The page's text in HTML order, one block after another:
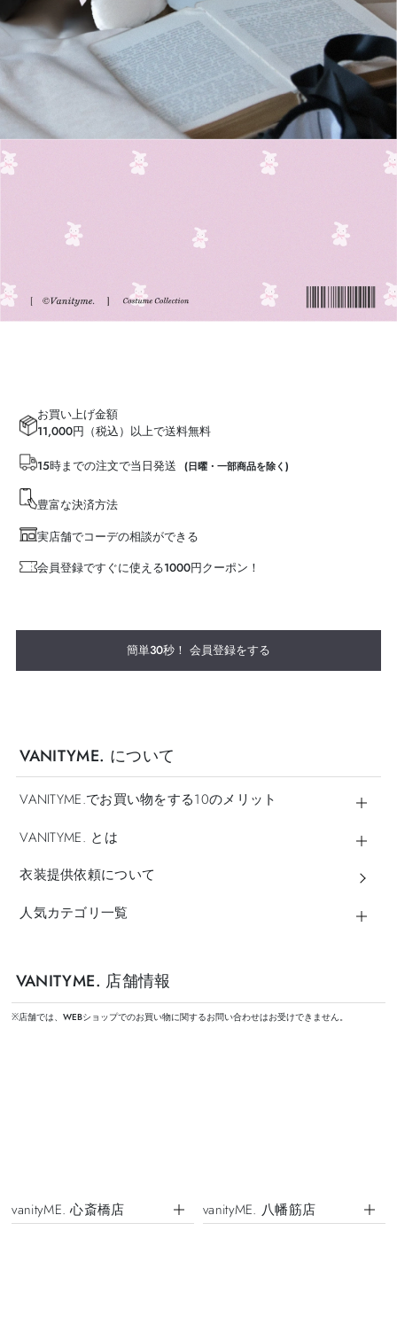
お買い上げ金額
11,000円（税込）以上で送料無料
15時までの注文で当日発送 (日曜・一部商品を除く)
豊富な決済方法
実店舗でコーデの相談ができる
会員登録ですぐに使える1000円クーポン！
簡単30秒！ 会員登録をする
VANITYME. について
VANITYME.でお買い物をする10のメリット
VANITYME. とは
衣装提供依頼について
人気カテゴリ一覧
VANITYME. 店舗情報
※店舗では、WEBショップでのお買い物に関するお問い合わせはお受けできません。
vanityME. 心斎橋店 vanityME. 八幡筋店